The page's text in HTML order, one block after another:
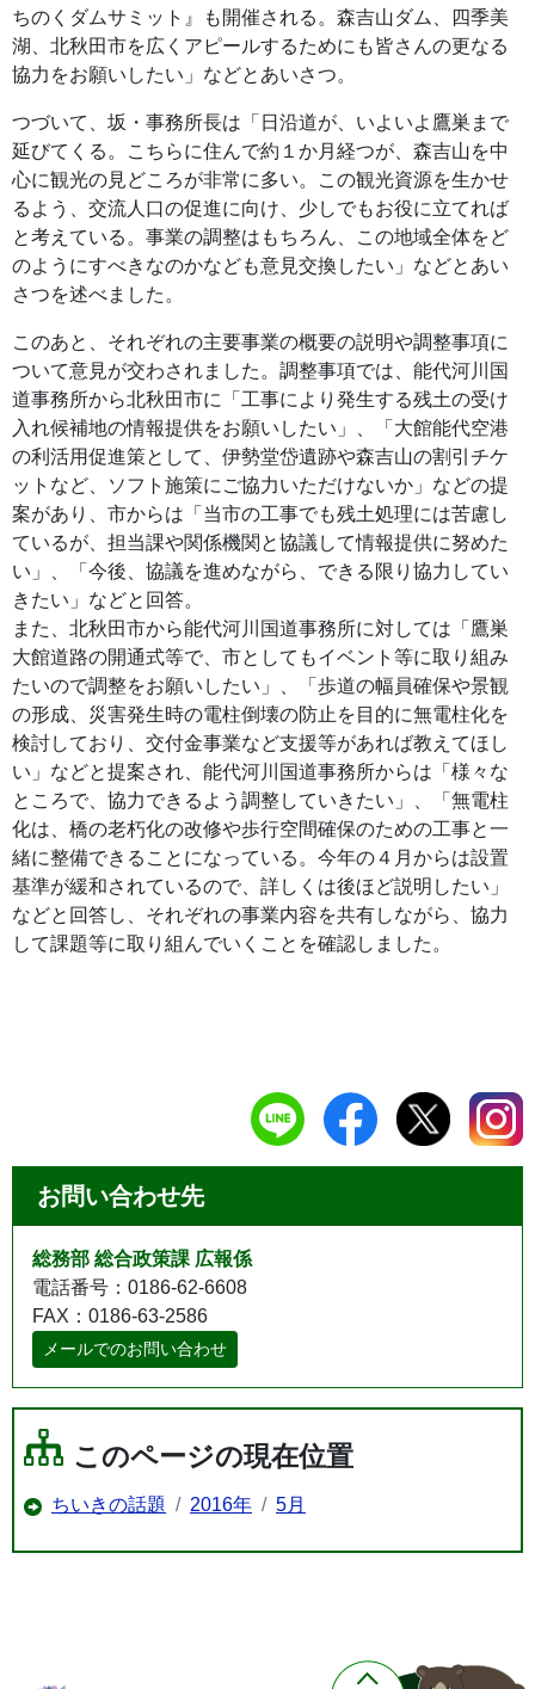
ちのくダムサミット』も開催される。森吉山ダム、四季美
湖、北秋田市を広くアピールするためにも皆さんの更なる
協力をお願いしたい」などとあいさつ。
つづいて、坂・事務所長は「日沿道が、いよいよ鷹巣まで
延びてくる。こちらに住んで約１か月経つが、森吉山を中
心に観光の見どころが非常に多い。この観光資源を生かせ
るよう、交流人口の促進に向け、少しでもお役に立てれば
と考えている。事業の調整はもちろん、この地域全体をど
のようにすべきなのかなども意見交換したい」などとあい
さつを述べました。
このあと、それぞれの主要事業の概要の説明や調整事項に
ついて意見が交わされました。調整事項では、能代河川国
道事務所から北秋田市に「工事により発生する残土の受け
入れ候補地の情報提供をお願いしたい」、「大館能代空港
の利活用促進策として、伊勢堂岱遺跡や森吉山の割引チケ
ットなど、ソフト施策にご協力いただけないか」などの提
案があり、市からは「当市の工事でも残土処理には苦慮し
ているが、担当課や関係機関と協議して情報提供に努めた
い」、「今後、協議を進めながら、できる限り協力してい
きたい」などと回答。
また、北秋田市から能代河川国道事務所に対しては「鷹巣
大館道路の開通式等で、市としてもイベント等に取り組み
たいので調整をお願いしたい」、「歩道の幅員確保や景観
の形成、災害発生時の電柱倒壊の防止を目的に無電柱化を
検討しており、交付金事業など支援等があれば教えてほし
い」などと提案され、能代河川国道事務所からは「様々な
ところで、協力できるよう調整していきたい」、「無電柱
化は、橋の老朽化の改修や歩行空間確保のための工事と一
緒に整備できることになっている。今年の４月からは設置
基準が緩和されているので、詳しくは後ほど説明したい」
などと回答し、それぞれの事業内容を共有しながら、協力
して課題等に取り組んでいくことを確認しました。
お問い合わせ先
総務部 総合政策課 広報係
電話番号：0186-62-6608
FAX：0186-63-2586
メールでのお問い合わせ
このページの現在位置
ちいきの話題 2016年 5月